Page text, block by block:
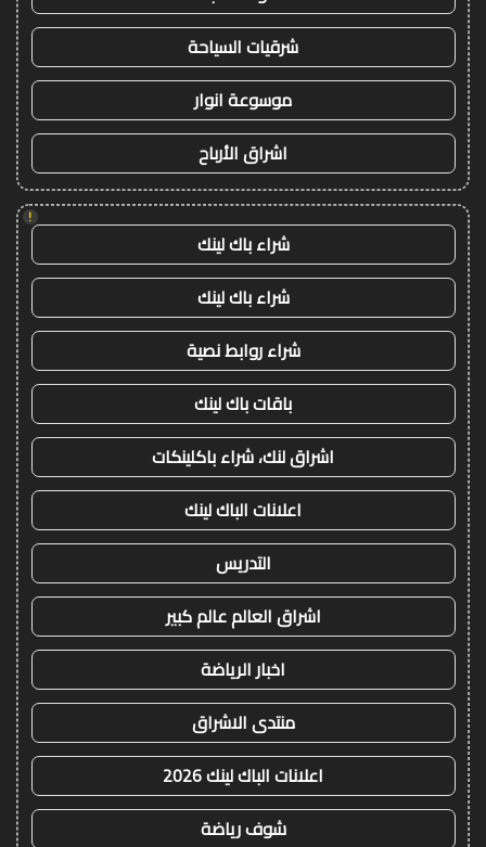
شرقيات السياحة
موسوعة انوار
اشراق الأرباح
!
شراء باك لينك
شراء باك لينك
شراء روابط نصية
باقات باك لينك
اشراق لنك، شراء باكلينكات
اعلانات الباك لينك
التدريس
اشراق العالم عالم كبير
اخبار الرياضة
منتدى الاشراق
اعلانات الباك لينك 2026
شوف رياضة